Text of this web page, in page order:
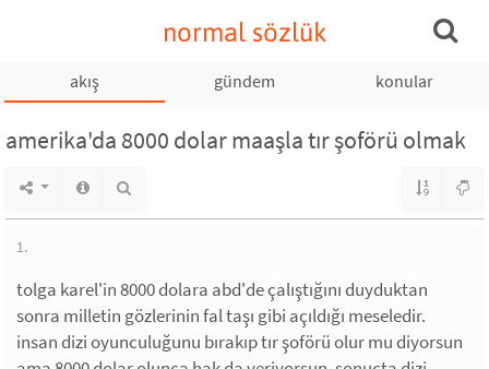
normal sözlük
akış gündem konular
amerika'da 8000 dolar maaşla tır şoförü olmak
1.
tolga karel'in 8000 dolara abd'de çalıştığını duyduktan
sonra milletin gözlerinin fal taşı gibi açıldığı meseledir.
insan dizi oyunculuğunu bırakıp tır şoförü olur mu diyorsun